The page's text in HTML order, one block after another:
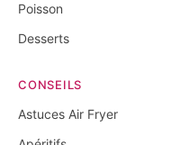
Poisson
Desserts
CONSEILS
Astuces Air Fryer